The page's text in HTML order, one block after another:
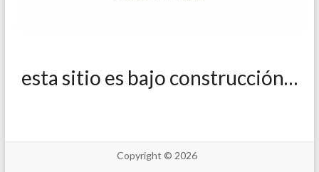
esta sitio es bajo construcción…
Copyright © 2026